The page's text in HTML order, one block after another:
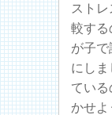
スト
較する
が子で
にし
てい
かせよ